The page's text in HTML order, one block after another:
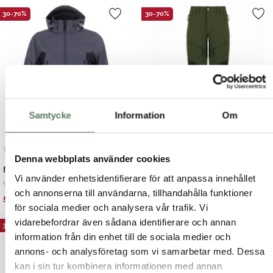
Samtycke Information Om
Denna webbplats använder cookies
Vi använder enhetsidentifierare för att anpassa innehållet
och annonserna till användarna, tillhandahålla funktioner
för sociala medier och analysera vår trafik. Vi
vidarebefordrar även sådana identifierare och annan
information från din enhet till de sociala medier och
annons- och analysföretag som vi samarbetar med. Dessa
kan i sin tur kombinera informationen med annan
priset
999.00 kr.
priset
499.00 kr.
priset
priset
Nico Jacket
30-70%
Varm & smidig ...
1,195.00 kr
Det
ursprungliga
priset
var:
1,195.00 kr.
599.00 kr
Det
nuvarande
priset
599.00 kr.
30-70%
Lätt och följsam f...
1,095.00 kr
Det
ursprungliga
priset
var:
1,095.00 kr.
599.00kr
Det
nuvarande
priset
är:
599.00 kr.
30-70% 30-70%